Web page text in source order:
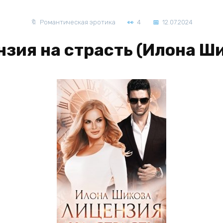
Романтическая эротика 4 12.07.2024
на страсть (Илона